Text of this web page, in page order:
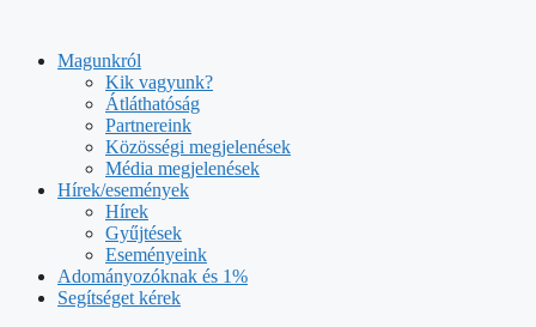
tartalombaMagunkról
Kik vagyunk?
Átláthatóság
Partnereink
Közösségi megjelenések
Média megjelenések
Hírek/események
Hírek
Gyűjtések
Eseményeink
Adományozóknak és 1%
Segítséget kérek